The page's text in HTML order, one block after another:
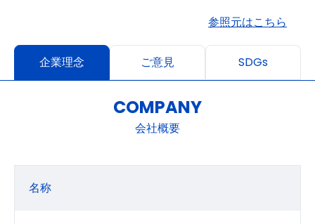
参照元はこちら
企業理念 ご意見 SDGs
COMPANY
会社概要
名称